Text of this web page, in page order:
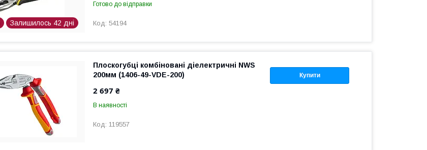
Залишилось 42 дні
Готово до відправки
54194
Купити
Плоскогубці комбіновані діелектричні NWS
200мм (1406-49-VDE-200)
2 697 ₴
В наявності
119557